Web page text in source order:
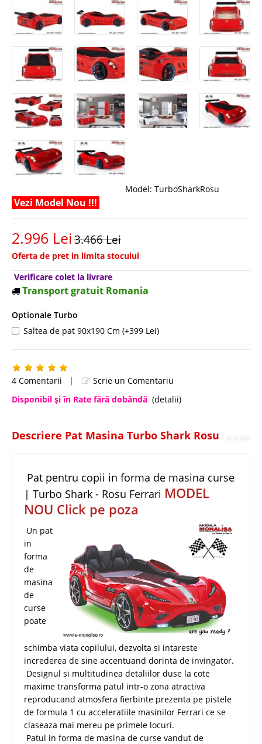
Model: TurboSharkRosu
Vezi Model Nou !!!
2.996 Lei3.466 Lei
Oferta de pret in limita stocului
Verificare colet la livrare
Transport gratuit Romania
Optionale Turbo
Saltea de pat 90x190 Cm (+399 Lei)
4 Comentarii |
Scrie un Comentariu
Disponibil şi în Rate fără dobândă (detalii)
Descriere Pat Masina Turbo Shark Rosu
Pat pentru copii in forma de masina curse
| Turbo Shark - Rosu Ferrari MODEL
NOU Click pe poza
Un pat
in
forma
de
masina
de
curse
poate
schimba viata copilului, dezvolta si intareste
increderea de sine accentuand dorinta de invingator.
Designul si multitudinea detaliilor duse la cote
maxime transforma patul intr-o zona atractiva
reproducand atmosfera fierbinte prezenta pe pistele
de formula 1 cu acceleratiile masinilor Ferrari ce se
claseaza mai mereu pe primele locuri.
Patul in forma de masina de curse vandut de